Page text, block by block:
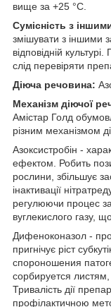
вище за +25 °С.
Сумісність з
змішувати з іншими
відповідній
слід перевіряти
Діюча речовина:
Механізм діючої
Амістар Голд
різним механізмом
Азоксистробін -
ефектом. Робить
рослини, збільшує
інактивації
регулюючи процес
вуглекислого газу,
Дифеноконазол -
пригнічує ріст
спороношения
сорбируется листям,
Тривалість дії
профілактичною